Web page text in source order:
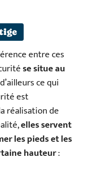
entre ces
se situe au
ce qui
est
réalisation de
elles servent
les pieds et les
hauteur: